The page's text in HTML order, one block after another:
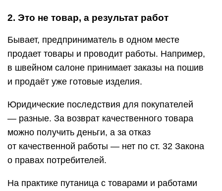
2. Это не товар, а результат работ
Бывает, предприниматель в одном месте
продает товары и проводит работы. Например,
в швейном салоне принимает заказы на пошив
и продаёт уже готовые изделия.
Юридические последствия для покупателей
— разные. За возврат качественного товара
можно получить деньги, а за отказ
от качественной работы — нет по ст. 32 Закона
о правах потребителей.
На практике путаница с товарами и работами